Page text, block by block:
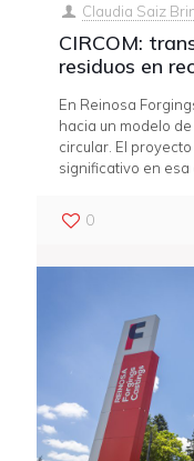
Claudia Saiz
CIRCOM:
residuos en
En Reinosa
hacia un modelo
circular. El
significativo en esa
0